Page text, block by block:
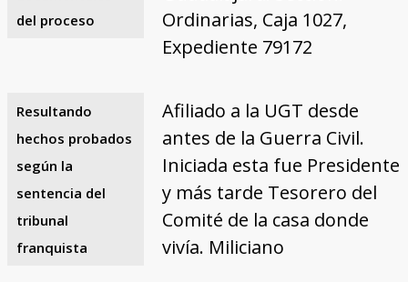
del proceso
Ordinarias, Caja 1027,
Expediente 79172
Resultando
hechos probados
según la
sentencia del
tribunal
franquista
Afiliado a la UGT desde
antes de la Guerra Civil.
Iniciada esta fue Presidente
y más tarde Tesorero del
Comité de la casa donde
vivía. Miliciano